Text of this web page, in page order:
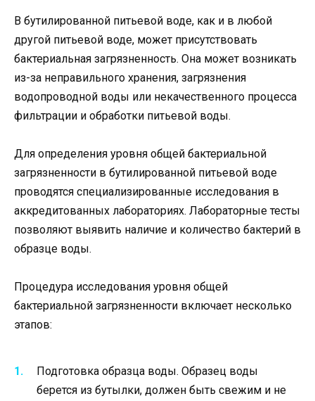
В бутилированной питьевой воде, как и в любой
другой питьевой воде, может присутствовать
бактериальная загрязненность. Она может возникать
из-за неправильного хранения, загрязнения
водопроводной воды или некачественного процесса
фильтрации и обработки питьевой воды.
Для определения уровня общей бактериальной
загрязненности в бутилированной питьевой воде
проводятся специализированные исследования в
аккредитованных лабораториях. Лабораторные тесты
позволяют выявить наличие и количество бактерий в
образце воды.
Процедура исследования уровня общей
бактериальной загрязненности включает несколько
этапов:
Подготовка образца воды. Образец воды
берется из бутылки, должен быть свежим и не